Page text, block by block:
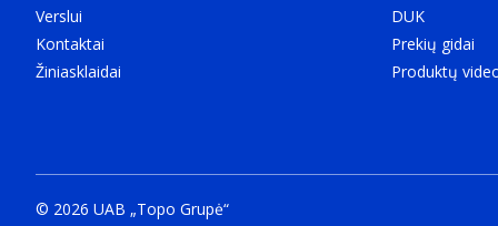
Verslui
Kontaktai
Žiniasklaidai
DUK
Prekių gidai
Produktų
© 2026 UAB „Topo Grupė“